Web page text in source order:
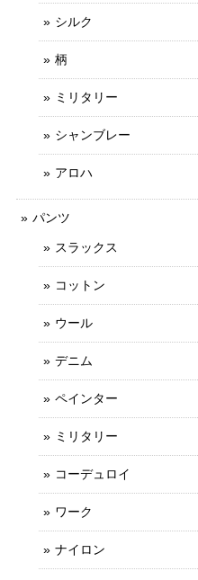
シルク
柄
ミリタリー
シャンブレー
アロハ
パンツ
スラックス
コットン
ウール
デニム
ペインター
ミリタリー
コーデュロイ
ワーク
ナイロン